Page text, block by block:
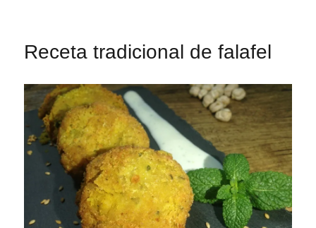
Receta tradicional de falafel